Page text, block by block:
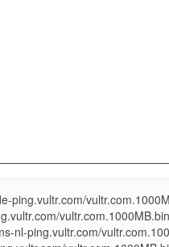
ping.vultr.com/
vultr.com.1000MB.bin
nl-ping.vultr.com/